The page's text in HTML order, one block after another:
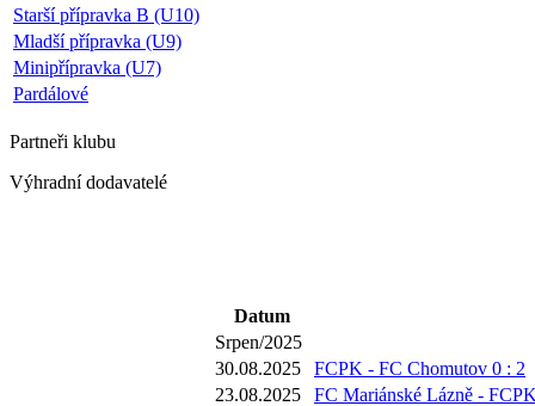
Starší přípravka B (U10)
Mladší přípravka (U9)
Minipřípravka (U7)
Pardálové
Partneři klubu
Výhradní dodavatelé
Datum
Srpen/2025
30.08.2025
FCPK - FC Chomutov 0 : 2
23.08.2025
FC Mariánské Lázně -